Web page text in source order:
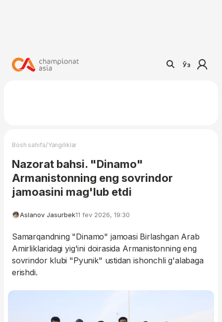
Ўз
Bosh sahifa/Yangiliklar
Nazorat bahsi. "Dinamo"
Armanistonning eng sovrindor
jamoasini mag'lub etdi
Aslanov Jasurbek11 fev 2026, 19:30
Samarqandning "Dinamo" jamoasi Birlashgan Arab
Amirliklaridagi yig'ini doirasida Armanistonning eng
sovrindor klubi "Pyunik" ustidan ishonchli g'alabaga
erishdi.